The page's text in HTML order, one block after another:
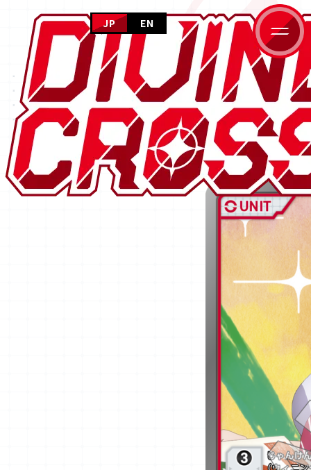
JP EN
HOME
ホーム
NEWS
ニュース
PRODUCTS
商品情報
CARD GALLERY
カードギャラリー
EVENT
イベント
HOW TO PLAY
FOR BEGINNERS
CARD GALLERY
カードギャラリー
HOME カードギャラリー カッコウの許嫁 Season2 ブースター